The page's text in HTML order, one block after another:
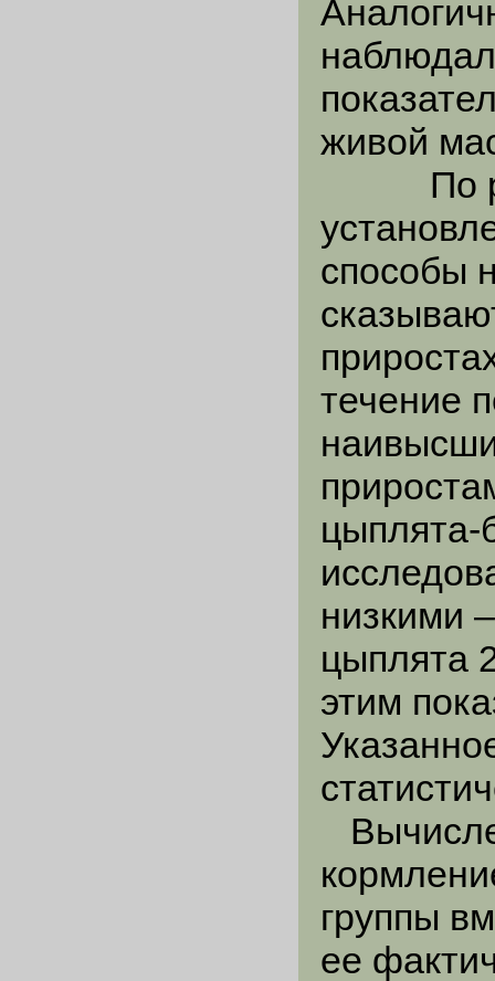
живой
По
способы
течение
низкими
цыплята
этим
группы
ее